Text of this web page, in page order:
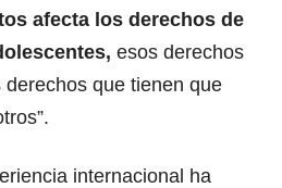
afecta los derechos de
esos derechos
que tienen que
internacional ha